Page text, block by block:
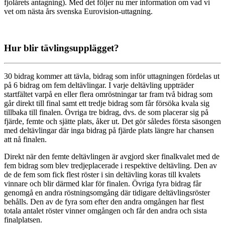
fjolårets antagning). Med det följer nu mer information om vad vi
vet om nästa års svenska Eurovision-uttagning.
Hur blir tävlingsupplägget?
30 bidrag kommer att tävla, bidrag som inför uttagningen fördelas ut
på 6 bidrag om fem deltävlingar. I varje deltävling uppträder
startfältet varpå en eller flera omröstningar tar fram två bidrag som
går direkt till final samt ett tredje bidrag som får försöka kvala sig
tillbaka till finalen. Övriga tre bidrag, dvs. de som placerar sig på
fjärde, femte och sjätte plats, åker ut. Det gör således första säsongen
med deltävlingar där inga bidrag på fjärde plats längre har chansen
att nå finalen.
Direkt när den femte deltävlingen är avgjord sker finalkvalet med de
fem bidrag som blev tredjeplacerade i respektive deltävling. Den av
de de fem som fick flest röster i sin deltävling koras till kvalets
vinnare och blir därmed klar för finalen. Övriga fyra bidrag får
genomgå en andra röstningsomgång där tidigare deltävlingsröster
behålls. Den av de fyra som efter den andra omgången har flest
totala antalet röster vinner omgången och får den andra och sista
finalplatsen.